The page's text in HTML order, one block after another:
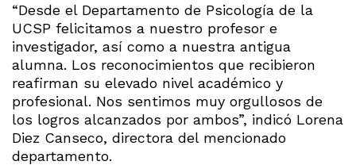
“Desde el Departamento de Psicología de la
UCSP felicitamos a nuestro profesor e
investigador, así como a nuestra antigua
alumna. Los reconocimientos que recibieron
reafirman su elevado nivel académico y
profesional. Nos sentimos muy orgullosos de
los logros alcanzados por ambos”, indicó Lorena
Diez Canseco, directora del mencionado
departamento.